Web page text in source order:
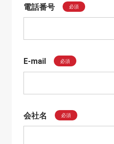
電話番号 必須
E-mail 必須
会社名 必須